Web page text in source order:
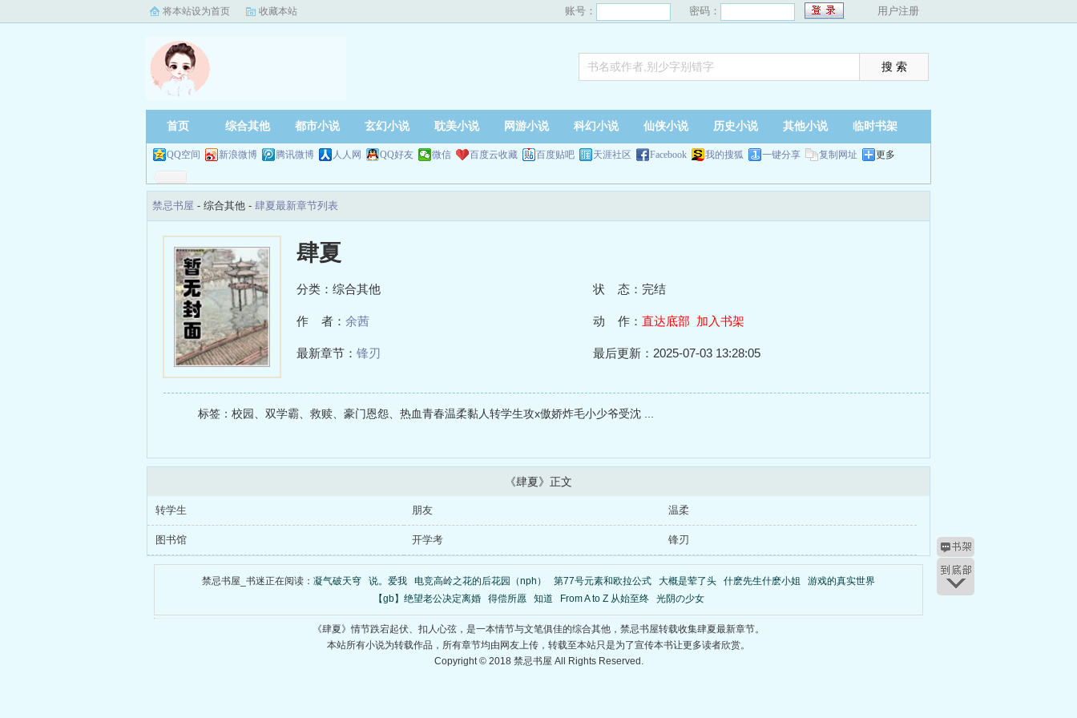
将本站设为首页 收藏本站 账号： 密码： 用户注册
首页 综合其他 都市小说 玄幻小说 耽美小说 网游小说 科幻小说 仙侠小说 历史小说 其他小说 临时书架
QQ空间 新浪微博 腾讯微博 人人网 QQ好友 微信 百度云收藏 百度贴吧 天涯社区 Facebook 我的搜狐 一键分享 复制网址 更多
禁忌书屋 - 综合其他 - 肆夏最新章节列表
肆夏
分类：综合其他 状 态：完结
作 者： 余茜 动 作： 直达底部 加入书架
最新章节： 锋刃 最后更新：2025-07-03 13:28:05
标签：校园、双学霸、救赎、豪门恩怨、热血青春温柔黏人转学生攻x傲娇炸毛小少爷受沈 ...
《肆夏》正文
转学生 朋友 温柔
图书馆 开学考 锋刃
禁忌书屋_书迷正在阅读： 凝气破天穹 说。爱我 电竞高岭之花的后花园（nph） 第77号元素和欧拉公式 大概是荤了头 什麽先生什麽小姐
游戏的真实世界
【gb】绝望老公决定离婚
得偿所愿 知道 From A to Z 从始至终 光阴の少女
《肆夏》情节跌宕起伏、扣人心弦，是一本情节与文笔俱佳的综合其他，禁忌书屋转载收集肆夏最新章节。
本站所有小说为转载作品，所有章节均由网友上传，转载至本站只是为了宣传本书让更多读者欣赏。
Copyright © 2018 禁忌书屋 All Rights Reserved.